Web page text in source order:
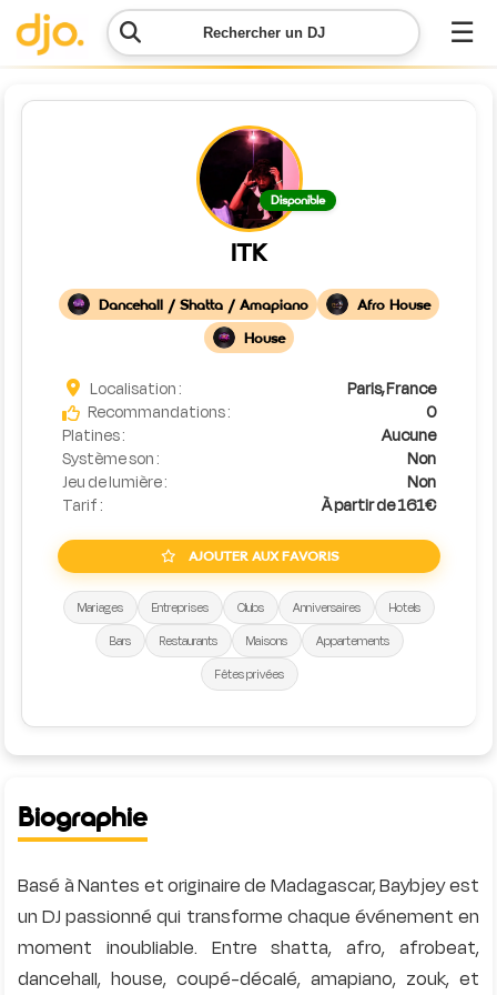
Rechercher un DJ ☰
Menu
ma
demande
de prix
Disponible
ITK
Dancehall / Shatta / Amapiano
Afro House
House
Localisation :
Paris, France
Recommandations :
0
Platines :
Aucune
Système son :
Non
Jeu de lumière :
Non
Tarif :
À partir de 161€
AJOUTER AUX FAVORIS
Mariages Entreprises Clubs Anniversaires
Hotels
Bars
Restaurants Maisons
Appartements
Fêtes privées
Biographie
Basé à Nantes et originaire de Madagascar, Baybjey est
un DJ passionné qui transforme chaque événement en
moment inoubliable. Entre shatta, afro, afrobeat,
dancehall, house, coupé-décalé, amapiano, zouk, et